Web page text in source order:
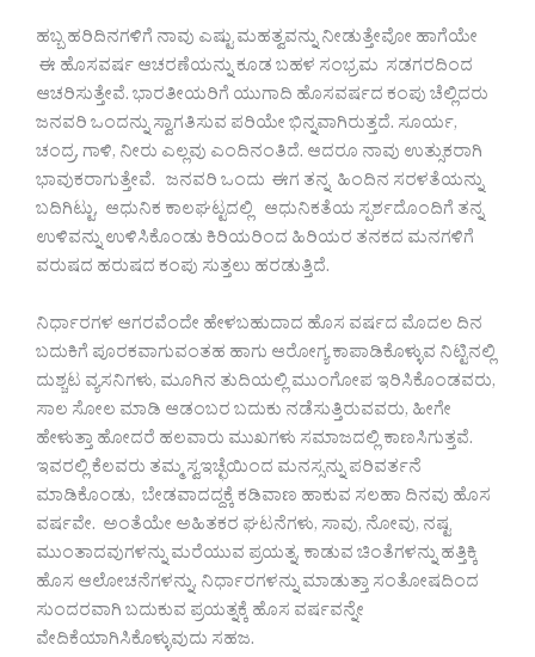
ಹಬ್ಬ ಹರಿದಿನಗಳಿಗೆ ನಾವು ಎಷ್ಟು ಮಹತ್ವವನ್ನು ನೀಡುತ್ತೇವೋ ಹಾಗೆಯೇ
ಈ ಹೊಸವರ್ಷ ಆಚರಣೆಯನ್ನು ಕೂಡ ಬಹಳ ಸಂಭ್ರಮ ಸಡಗರದಿಂದ
ಆಚರಿಸುತ್ತೇವೆ. ಭಾರತೀಯರಿಗೆ ಯುಗಾದಿ ಹೊಸವರ್ಷದ ಕಂಪು ಚೆಲ್ಲಿದರು
ಜನವರಿ ಒಂದನ್ನು ಸ್ವಾಗತಿಸುವ ಪರಿಯೇ ಭಿನ್ನವಾಗಿರುತ್ತದೆ. ಸೂರ್ಯ,
ಚಂದ್ರ, ಗಾಳಿ, ನೀರು ಎಲ್ಲವು ಎಂದಿನಂತಿದೆ. ಆದರೂ ನಾವು ಉತ್ಸುಕರಾಗಿ
ಭಾವುಕರಾಗುತ್ತೇವೆ. ಜನವರಿ ಒಂದು ಈಗ ತನ್ನ ಹಿಂದಿನ ಸರಳತೆಯನ್ನು
ಬದಿಗಿಟ್ಟು, ಆಧುನಿಕ ಕಾಲಘಟ್ಟದಲ್ಲಿ ಆಧುನಿಕತೆಯ ಸ್ಪರ್ಶದೊಂದಿಗೆ ತನ್ನ
ಉಳಿವನ್ನು ಉಳಿಸಿಕೊಂಡು ಕಿರಿಯರಿಂದ ಹಿರಿಯರ ತನಕದ ಮನಗಳಿಗೆ
ವರುಷದ ಹರುಷದ ಕಂಪು ಸುತ್ತಲು ಹರಡುತ್ತಿದೆ.
ನಿರ್ಧಾರಗಳ ಆಗರವೆಂದೇ ಹೇಳಬಹುದಾದ ಹೊಸ ವರ್ಷದ ಮೊದಲ ದಿನ
ಬದುಕಿಗೆ ಪೂರಕವಾಗುವಂತಹ ಹಾಗು ಆರೋಗ್ಯ ಕಾಪಾಡಿಕೊಳ್ಳುವ ನಿಟ್ಟಿನಲ್ಲಿ
ದುಶ್ಚಟ ವ್ಯಸನಿಗಳು, ಮೂಗಿನ ತುದಿಯಲ್ಲಿ ಮುಂಗೋಪ ಇರಿಸಿಕೊಂಡವರು,
ಸಾಲ ಸೋಲ ಮಾಡಿ ಆಡಂಬರ ಬದುಕು ನಡೆಸುತ್ತಿರುವವರು, ಹೀಗೇ
ಹೇಳುತ್ತಾ ಹೋದರೆ ಹಲವಾರು ಮುಖಗಳು ಸಮಾಜದಲ್ಲಿ ಕಾಣಸಿಗುತ್ತವೆ.
ಇವರಲ್ಲಿ ಕೆಲವರು ತಮ್ಮ ಸ್ವಇಚ್ಛೆಯಿಂದ ಮನಸ್ಸನ್ನು ಪರಿವರ್ತನೆ
ಮಾಡಿಕೊಂಡು, ಬೇಡವಾದದ್ದಕ್ಕೆ ಕಡಿವಾಣ ಹಾಕುವ ಸಲಹಾ ದಿನವು ಹೊಸ
ವರ್ಷವೇ. ಅಂತೆಯೇ ಅಹಿತಕರ ಘಟನೆಗಳು, ಸಾವು, ನೋವು, ನಷ್ಟ
ಮುಂತಾದವುಗಳನ್ನು ಮರೆಯುವ ಪ್ರಯತ್ನ, ಕಾಡುವ ಚಿಂತೆಗಳನ್ನು ಹತ್ತಿಕ್ಕಿ
ಹೊಸ ಆಲೋಚನೆಗಳನ್ನು, ನಿರ್ಧಾರಗಳನ್ನು ಮಾಡುತ್ತಾ ಸಂತೋಷದಿಂದ
ಸುಂದರವಾಗಿ ಬದುಕುವ ಪ್ರಯತ್ನಕ್ಕೆ ಹೊಸ ವರ್ಷವನ್ನೇ
ವೇದಿಕೆಯಾಗಿಸಿಕೊಳ್ಳುವುದು ಸಹಜ.